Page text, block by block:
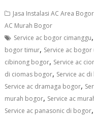
Jasa Instalasi AC Area Bogor
AC Murah Bogor
Service ac bogor cimanggu,
bogor timur, Service ac bogor
cibinong bogor, Service ac
di ciomas bogor, Service ac
Service ac dramaga bogor,
murah bogor, Service ac
Service ac panasonic di bogor,